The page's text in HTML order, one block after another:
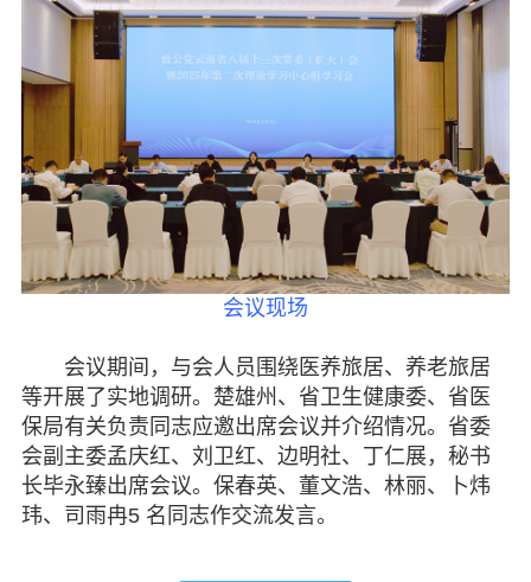
会议现场
会议期间，与会人员围绕医养旅居、养老旅居
等开展了实地调研。楚雄州、省卫生健康委、省医
保局有关负责同志应邀出席会议并介绍情况。省委
会副主委孟庆红、刘卫红、边明社、丁仁展，秘书
长毕永臻出席会议。保春英、董文浩、林丽、卜炜
玮、司雨冉5 名同志作交流发言。